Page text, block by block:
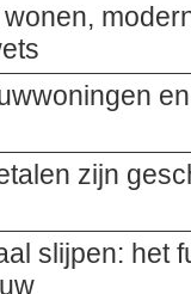
zijn
slijpen: het